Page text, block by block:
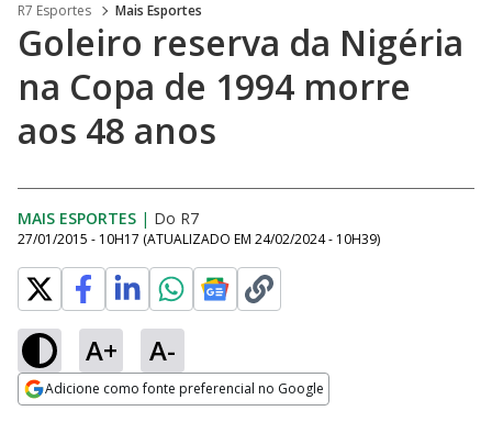
R7 Esportes Mais Esportes
Goleiro reserva da Nigéria
na Copa de 1994 morre
aos 48 anos
MAIS ESPORTES | Do R7
27/01/2015 - 10H17 (ATUALIZADO EM 24/02/2024 - 10H39)
A+ A-
Adicione como fonte preferencial no Google